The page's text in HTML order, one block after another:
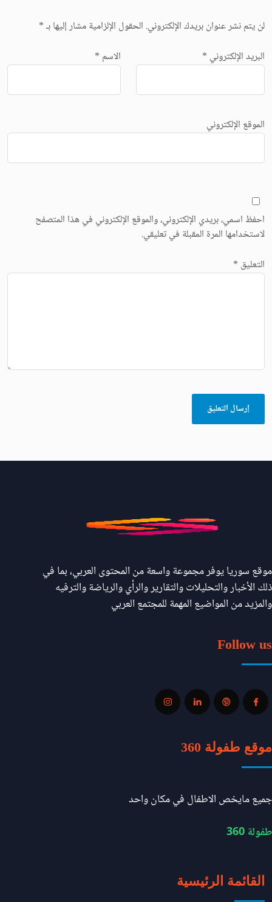
لن يتم نشر عنوان بريدك الإلكتروني. الحقول الإلزامية مشار إليها بـ*
الاسم * البريد الإلكتروني *
الموقع الإلكتروني
احفظ اسمي، بريدي الإلكتروني، والموقع الإلكتروني في هذا المتصفح
لاستخدامها المرة المقبلة في تعليقي.
التعليق *
موقع سوريا يوفر مجموعة واسعة من المحتوى العربي، بما في
ذلك الأخبار والتحليلات والتقارير والرأي والرياضة والترفيه
والمزيد من المواضيع المهمة للمجتمع العربي
Follow us
موقع طفولة 360
جميع مايخص الاطفال في مكان واحد
طفولة 360
القائمة الرئيسية